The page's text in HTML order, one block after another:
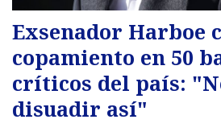
Exsenador Harboe
copamiento en 50
críticos del país:
disuadir así"